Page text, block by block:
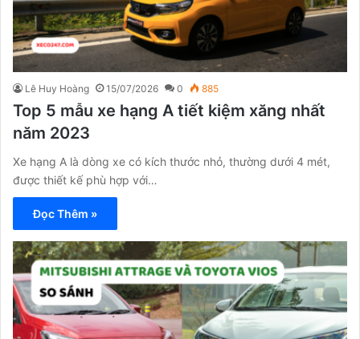
Lê Huy Hoàng 15/07/2026 0 885
Top 5 mẫu xe hạng A tiết kiệm xăng nhất
năm 2023
Xe hạng A là dòng xe có kích thước nhỏ, thường dưới 4 mét,
được thiết kế phù hợp với…
Đọc Thêm »